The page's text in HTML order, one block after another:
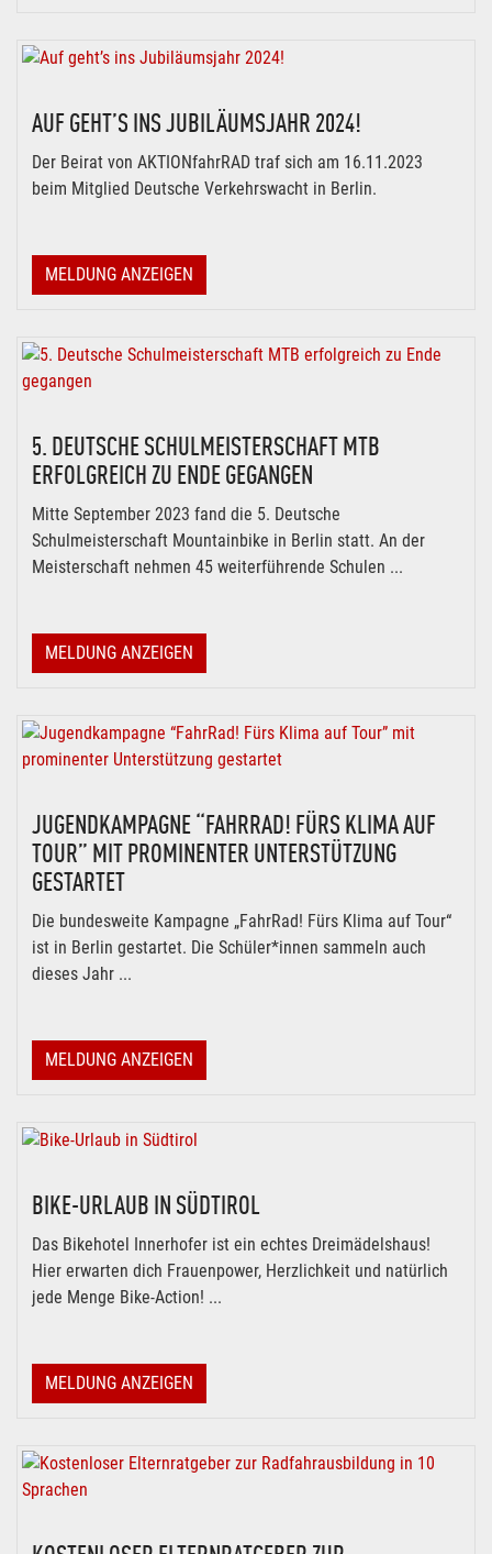
AUF GEHT’S INS JUBILÄUMSJAHR 2024!
Der Beirat von AKTIONfahrRAD traf sich am 16.11.2023
beim Mitglied Deutsche Verkehrswacht in Berlin.
MELDUNG ANZEIGEN
5. DEUTSCHE SCHULMEISTERSCHAFT MTB
ERFOLGREICH ZU ENDE GEGANGEN
Mitte September 2023 fand die 5. Deutsche
Schulmeisterschaft Mountainbike in Berlin statt. An der
Meisterschaft nehmen 45 weiterführende Schulen ...
MELDUNG ANZEIGEN
JUGENDKAMPAGNE “FAHRRAD! FÜRS KLIMA AUF
TOUR” MIT PROMINENTER UNTERSTÜTZUNG
GESTARTET
Die bundesweite Kampagne „FahrRad! Fürs Klima auf Tour“
ist in Berlin gestartet. Die Schüler*innen sammeln auch
dieses Jahr ...
MELDUNG ANZEIGEN
BIKE-URLAUB IN SÜDTIROL
Das Bikehotel Innerhofer ist ein echtes Dreimädelshaus!
Hier erwarten dich Frauenpower, Herzlichkeit und natürlich
jede Menge Bike-Action! ...
MELDUNG ANZEIGEN